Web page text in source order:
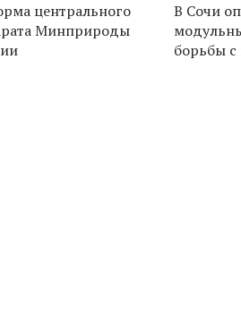
центрального
Минприроды
В Сочи
борьбы